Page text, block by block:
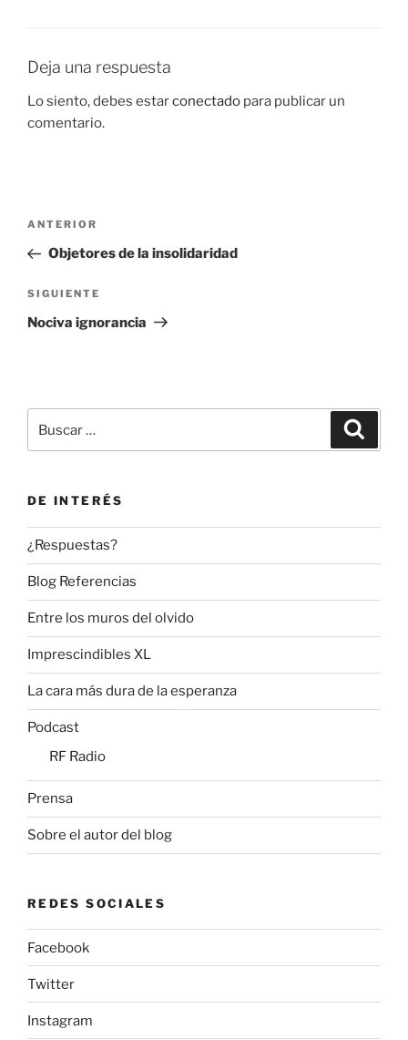
Deja una respuesta
Lo siento, debes estarconectado para publicar un
comentario.
Navegación
entradas
Entrada
anterior:
ANTERIOR
Objetores de la insolidaridad
Siguiente
entrada
SIGUIENTE
Nociva ignorancia
por:
DE INTERÉS
¿Respuestas?
Blog Referencias
Entre los muros del olvido
Imprescindibles XL
La cara más dura de la esperanza
Podcast
RF Radio
Prensa
Sobre el autor del blog
REDES SOCIALES
Facebook
Twitter
Instagram